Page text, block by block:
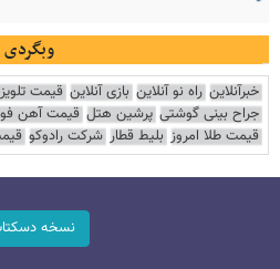
وبگردی
خبرآنلاین راه نو آنلاین بازی آنلاین قیمت
جراح بینی گوشتی پرشین هتل قیمت آهن
قیمت طلا امروز بلیط قطار شرکت رادوکو
نسخه